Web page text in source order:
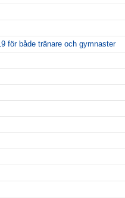
för både tränare och gymnaster